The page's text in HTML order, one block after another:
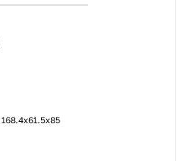
168.4х61.5х85